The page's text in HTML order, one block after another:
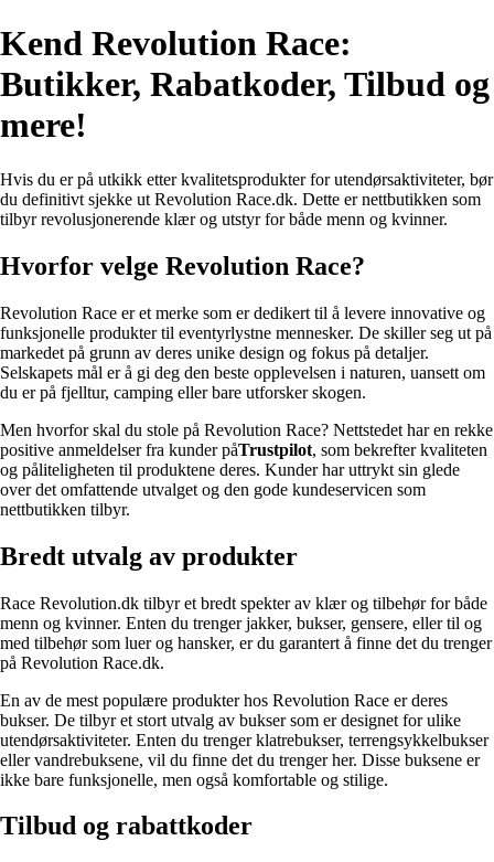
Kend Revolution Race:
Butikker, Rabatkoder, Tilbud og
mere!
Hvis du er på utkikk etter kvalitetsprodukter for utendørsaktiviteter, bør
du definitivt sjekke ut Revolution Race.dk. Dette er nettbutikken som
tilbyr revolusjonerende klær og utstyr for både menn og kvinner.
Hvorfor velge Revolution Race?
Revolution Race er et merke som er dedikert til å levere innovative og
funksjonelle produkter til eventyrlystne mennesker. De skiller seg ut på
markedet på grunn av deres unike design og fokus på detaljer.
Selskapets mål er å gi deg den beste opplevelsen i naturen, uansett om
du er på fjelltur, camping eller bare utforsker skogen.
Men hvorfor skal du stole på Revolution Race? Nettstedet har en rekke
positive anmeldelser fra kunder påTrustpilot, som bekrefter kvaliteten
og påliteligheten til produktene deres. Kunder har uttrykt sin glede
over det omfattende utvalget og den gode kundeservicen som
nettbutikken tilbyr.
Bredt utvalg av produkter
Race Revolution.dk tilbyr et bredt spekter av klær og tilbehør for både
menn og kvinner. Enten du trenger jakker, bukser, gensere, eller til og
med tilbehør som luer og hansker, er du garantert å finne det du trenger
på Revolution Race.dk.
En av de mest populære produkter hos Revolution Race er deres
bukser. De tilbyr et stort utvalg av bukser som er designet for ulike
utendørsaktiviteter. Enten du trenger klatrebukser, terrengsykkelbukser
eller vandrebuksene, vil du finne det du trenger her. Disse buksene er
ikke bare funksjonelle, men også komfortable og stilige.
Tilbud og rabattkoder